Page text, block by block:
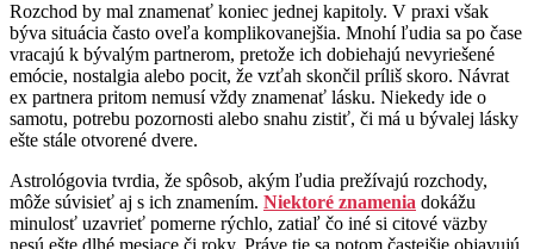
Rozchod by mal znamenať koniec jednej kapitoly. V praxi však
býva situácia často oveľa komplikovanejšia. Mnohí ľudia sa po čase
vracajú k bývalým partnerom, pretože ich dobiehajú nevyriešené
emócie, nostalgia alebo pocit, že vzťah skončil príliš skoro. Návrat
ex partnera pritom nemusí vždy znamenať lásku. Niekedy ide o
samotu, potrebu pozornosti alebo snahu zistiť, či má u bývalej lásky
ešte stále otvorené dvere.
Astrológovia tvrdia, že spôsob, akým ľudia prežívajú rozchody,
môže súvisieť aj s ich znamením. Niektoré znamenia dokážu
minulosť uzavrieť pomerne rýchlo, zatiaľ čo iné si citové väzby
nesú ešte dlhé mesiace či roky. Práve tie sa potom častejšie objavujú